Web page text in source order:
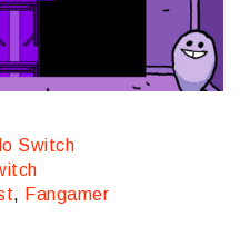
Switch
, Fangamer